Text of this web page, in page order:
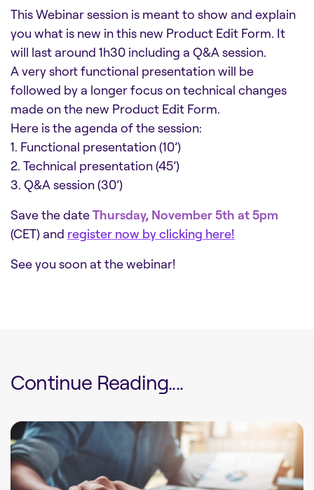
This Webinar session is meant to show and explain
you what is new in this new Product Edit Form. It
will last around 1h30 including a Q&A session.
A very short functional presentation will be
followed by a longer focus on technical changes
made on the new Product Edit Form.
Here is the agenda of the session:
1. Functional presentation (10’)
2. Technical presentation (45’)
3. Q&A session (30’)
Save the dateThursday, November 5th at 5pm
(CET) and register now by clicking here!
See you soon at the webinar!
Continue Reading....